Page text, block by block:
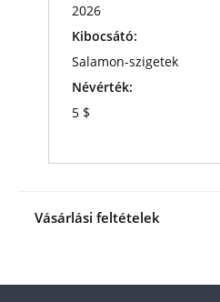
2026
Kibocsátó:
Salamon-szigetek
Névérték:
5 $
Vásárlási feltételek
érméta fenti kedvező áron